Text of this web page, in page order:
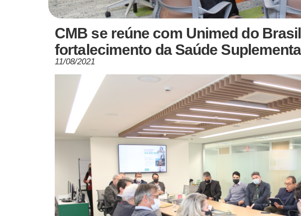
CMB se reúne com Unimed do
fortalecimento da Saúde
11/08/2021